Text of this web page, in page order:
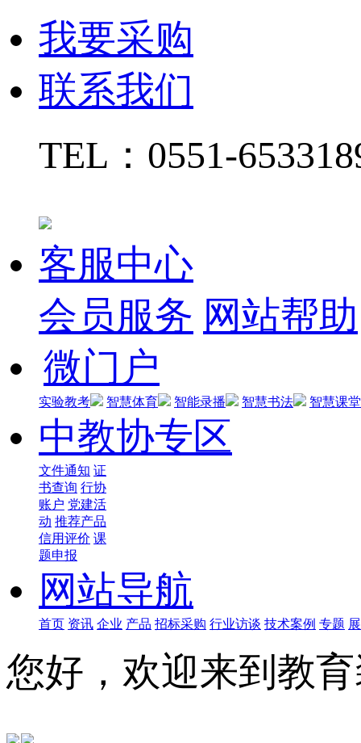
我要采购
联系我们
TEL： 0551-
客服中心
会员服务 网站帮助
微门户
实验教考 智慧体育 智能录播 智慧书法 智慧课堂
中教协专区
文件通知 证
书查询 行协
账户 党建活
动 推荐产品
信用评价 课
题申报
网站导航
首页 资讯 企业 产品 招标采购 行业访谈 技术案例 专题
您好，欢迎来到教